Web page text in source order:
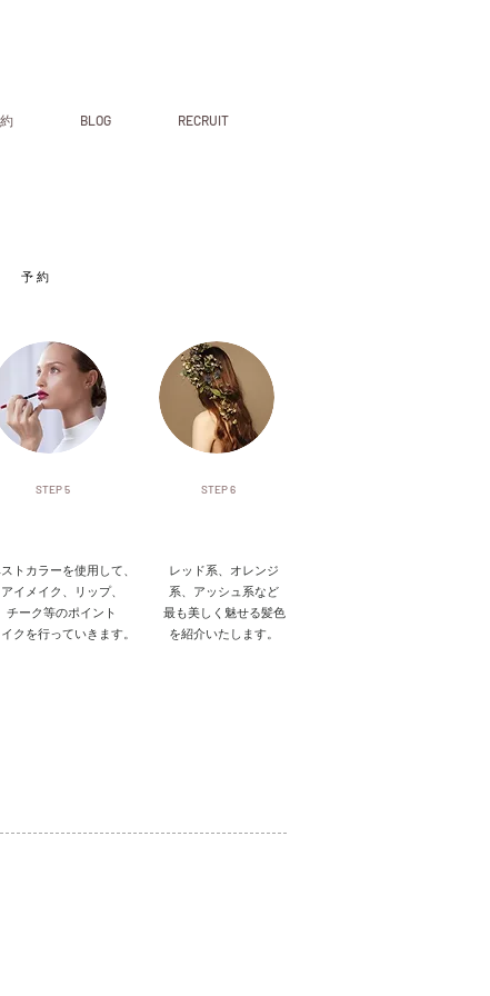
BLOG RECRUIT
​予 約
STEP 5
トカラーを使用して、
アイメイク、リップ、
チーク等のポイント
イクを行っていきます。
STEP 6
レッド系、オレンジ
系、アッシュ系など
最も美しく魅せる髪色
を紹介いたします。